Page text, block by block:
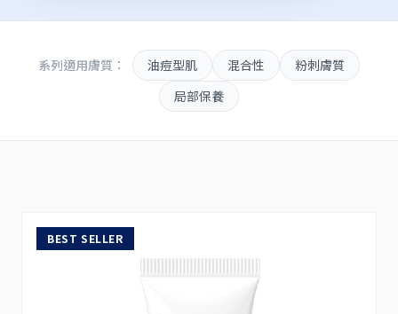
系列適用膚質： 油痘型肌 混合性
粉刺膚質
局部保養
BEST SELLER